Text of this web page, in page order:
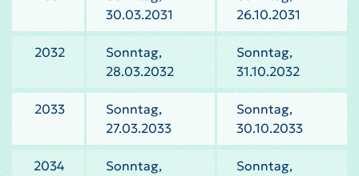
30.03.2031
26.10.2031
2032
Sonntag,
28.03.2032
Sonntag,
31.10.2032
2033
Sonntag,
27.03.2033
Sonntag,
30.10.2033
2034
Sonntag,
Sonntag,